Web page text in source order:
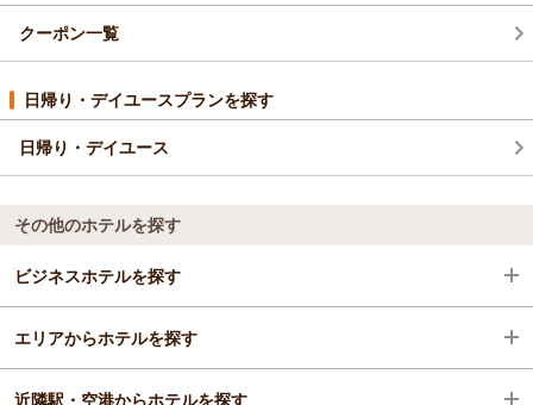
クーポン一覧
日帰り・デイユースプランを探す
日帰り・デイユース
その他のホテルを探す
ビジネスホテルを探す
栃木県
那須・板室
エリアからホテルを探す
栃木県
近隣駅・空港からホテルを探す